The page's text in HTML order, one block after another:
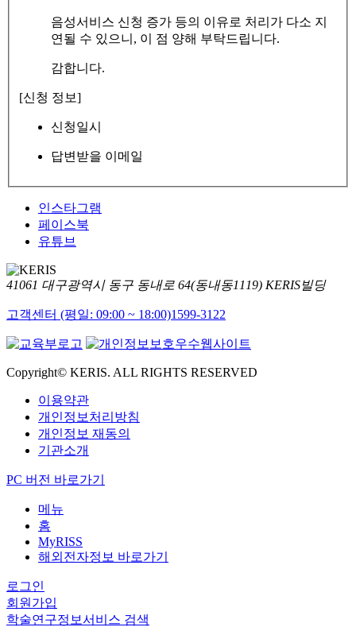
음성서비스 신청 증가 등의 이유로 처리가 다소 지
연될 수 있으니, 이 점 양해 부탁드립니다.
감합니다.
[신청 정보]
신청일시
답변받을 이메일
인스타그램
페이스북
유튜브
41061 대구광역시 동구 동내로 64(동내동1119) KERIS빌딩
고객센터 (평일: 09:00 ~ 18:00)1599-3122
Copyright© KERIS. ALL RIGHTS RESERVED
이용약관
개인정보처리방침
개인정보 재동의
기관소개
PC 버전 바로가기
메뉴
홈
MyRISS
해외전자정보 바로가기
로그인
회원가입
학술연구정보서비스 검색